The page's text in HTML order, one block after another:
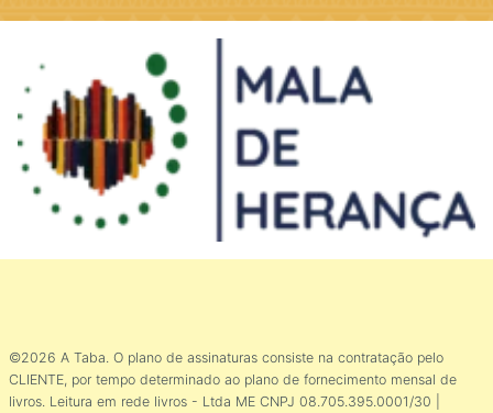
©2026 A Taba. O plano de assinaturas consiste na contratação pelo
CLIENTE, por tempo determinado ao plano de fornecimento mensal de
livros. Leitura em rede livros - Ltda ME CNPJ 08.705.395.0001/30 |